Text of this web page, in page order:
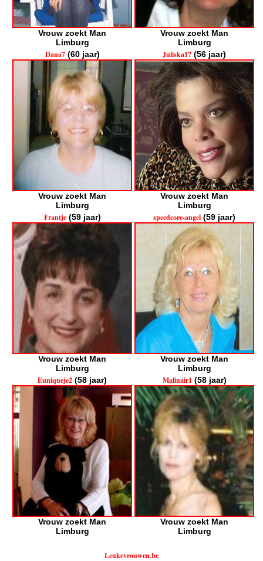
Vrouw zoekt Man
Limburg
Vrouw zoekt Man
Limburg
Dana7(60 jaar)
Vrouw zoekt Man
Limburg
Juliska17 (56 jaar)
Vrouw zoekt Man
Limburg
Frantje(59 jaar)
Vrouw zoekt Man
Limburg
speedcore-angel (59 jaar)
Vrouw zoekt Man
Limburg
Euniqueje2 (58 jaar)
Vrouw zoekt Man
Limburg
Malinair1 (58 jaar)
Vrouw zoekt Man
Limburg
Leukevrouwen.be